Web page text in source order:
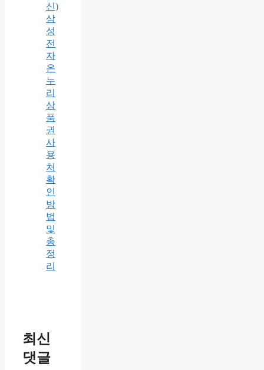
신)
삼
성
전
자
온
누
리
상
품
권
사
용
처
확
인
방
법
및
총
정
리
최신
댓글